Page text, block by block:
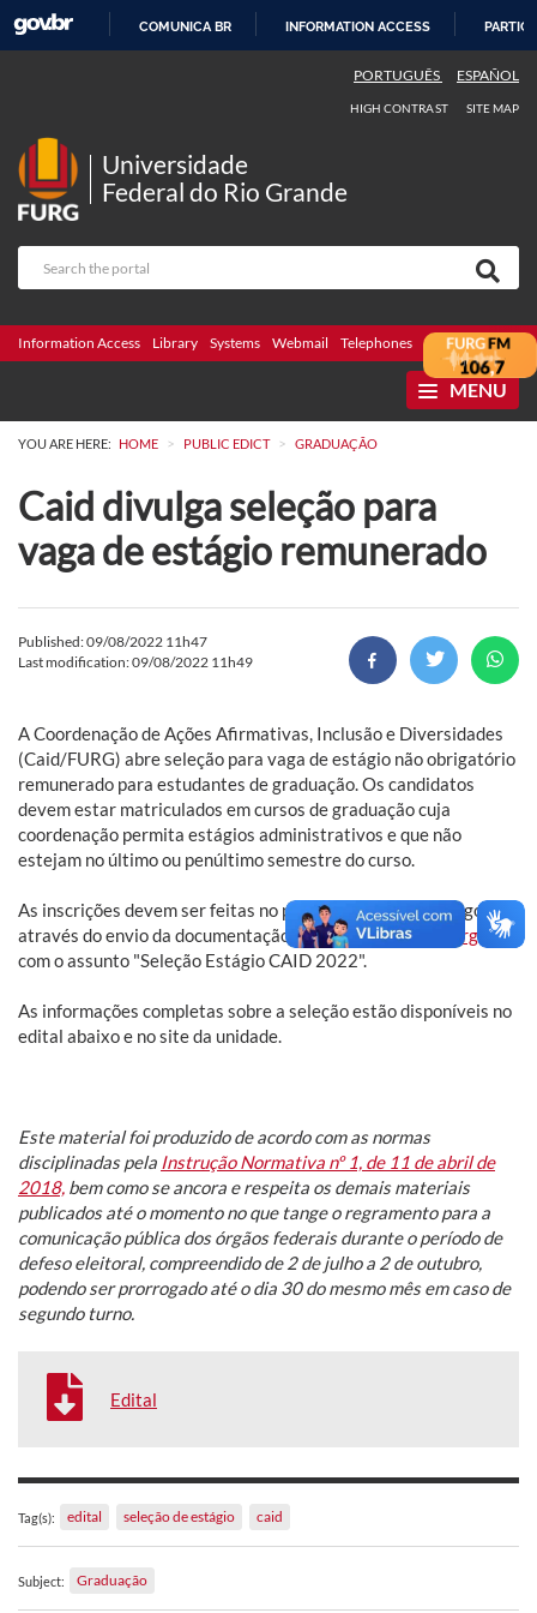
COMUNICA BR INFORMATION ACCESS
PORTUGUÊS ESPAÑOL
HIGH CONTRAST SITE MAP
Universidade
Federal do Rio Grande
Information Access Library Systems Webmail Telephones Bidding
MENU
YOU ARE HERE: HOME > PUBLIC EDICT > GRADUAÇÃO
Caid divulga seleção para
vaga de estágio remunerado
Published: 09/08/2022 11h47
Last modification: 09/08/2022 11h49
A Coordenação de Ações Afirmativas, Inclusão e Diversidades
(Caid/FURG) abre seleção para vaga de estágio não obrigatório
remunerado para estudantes de graduação. Os candidatos
devem estar matriculados em cursos de graduação cuja
coordenação permita estágios administrativos e que não
estejam no último ou penúltimo semestre do curso.
As inscrições devem ser feitas no período de 11 a 16 de agosto,
através do envio da documentação para o e-mailcaid@furg.br,
com o assunto "Seleção Estágio CAID 2022".
As informações completas sobre a seleção estão disponíveis no
edital abaixo e no site da unidade.
Este material foi produzido de acordo com as normas
disciplinadas pela Instrução Normativa nº 1, de 11 de abril de
2018, bem como se ancora e respeita os demais materiais
publicados até o momento no que tange o regramento para a
comunicação pública dos órgãos federais durante o período de
defeso eleitoral, compreendido de 2 de julho a 2 de outubro,
podendo ser prorrogado até o dia 30 do mesmo mês em caso de
segundo turno.
Edital
Tag(s): edital seleção de estágio caid
Subject: Graduação